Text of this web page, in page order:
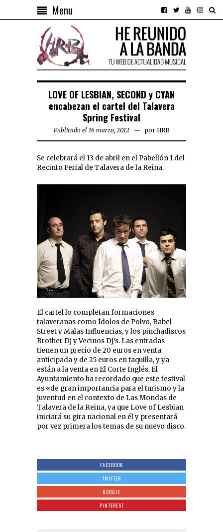
Menu
LOVE OF LESBIAN, SECOND y CYAN
encabezan el cartel del Talavera
Spring Festival
Publicado el 16 marzo, 2012 por HRB
Se celebrará el 13 de abril en el Pabellón 1 del
Recinto Ferial de Talavera de la Reina.
El cartel lo completan formaciones
talaveranas como Ídolos de Polvo, Babel
Street y Malas Influencias, y los pinchadiscos
Brother Dj y Vecinos Dj’s. Las entradas
tienen un precio de 20 euros en venta
anticipada y de 25 euros en taquilla, y ya
están a la venta en El Corte Inglés. El
Ayuntamiento ha recordado que este festival
es «de gran importancia para el turismo y la
juventud en el contexto de Las Mondas de
Talavera de la Reina, ya que Love of Lesbian
iniciará su gira nacional en él y presentará
por vez primera los temas de su nuevo disco.
FACEBOOK
TWITTER
GOOGLE
PINTEREST